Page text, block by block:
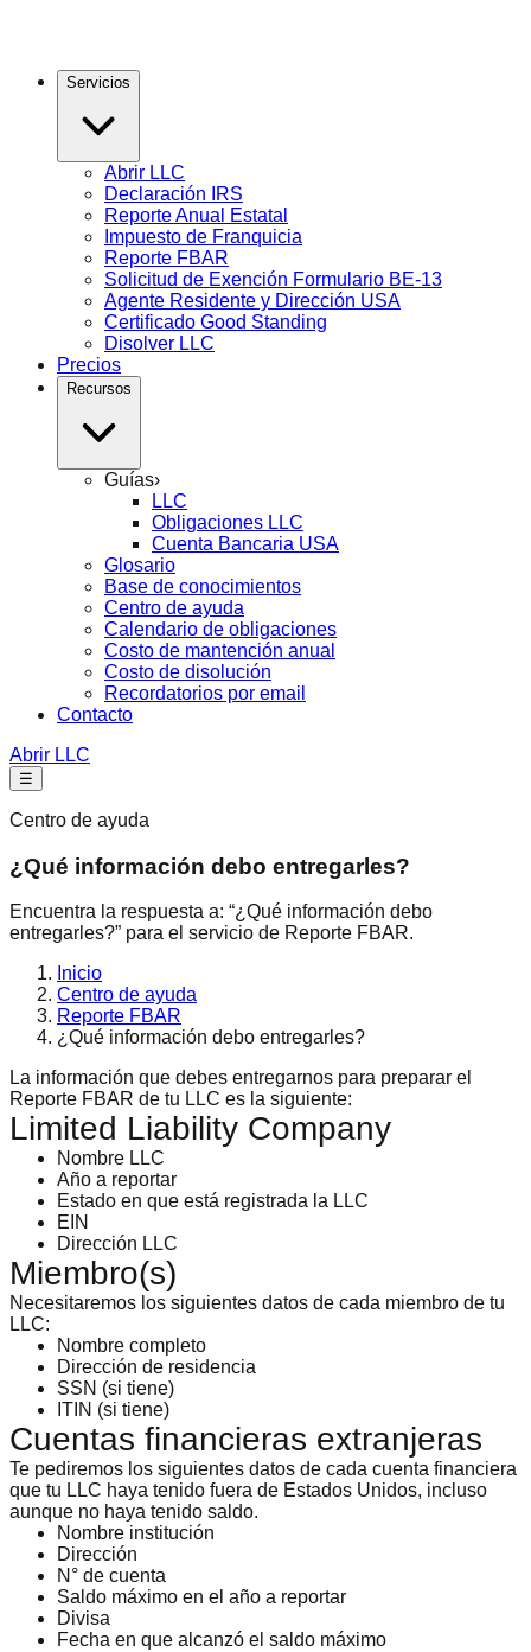
Servicios
Abrir LLC
Declaración IRS
Reporte Anual Estatal
Impuesto de Franquicia
Reporte FBAR
Solicitud de Exención Formulario BE-13
Agente Residente y Dirección USA
Certificado Good Standing
Disolver LLC
Precios
Recursos
Guías›
LLC
Obligaciones LLC
Cuenta Bancaria USA
Glosario
Base de conocimientos
Centro de ayuda
Calendario de obligaciones
Costo de mantención anual
Costo de disolución
Recordatorios por email
Contacto
Abrir LLC
☰
Centro de ayuda
¿Qué información debo entregarles?
Encuentra la respuesta a: “¿Qué información debo
entregarles?” para el servicio de Reporte FBAR.
Inicio
Centro de ayuda
Reporte FBAR
¿Qué información debo entregarles?
La información que debes entregarnos para preparar el
Reporte FBAR de tu LLC es la siguiente:
Limited Liability Company
Nombre LLC
Año a reportar
Estado en que está registrada la LLC
EIN
Dirección LLC
Miembro(s)
Necesitaremos los siguientes datos de cada miembro de tu
LLC:
Nombre completo
Dirección de residencia
SSN (si tiene)
ITIN (si tiene)
Cuentas financieras extranjeras
Te pediremos los siguientes datos de cada cuenta financiera
que tu LLC haya tenido fuera de Estados Unidos, incluso
aunque no haya tenido saldo.
Nombre institución
Dirección
N° de cuenta
Saldo máximo en el año a reportar
Divisa
Fecha en que alcanzó el saldo máximo